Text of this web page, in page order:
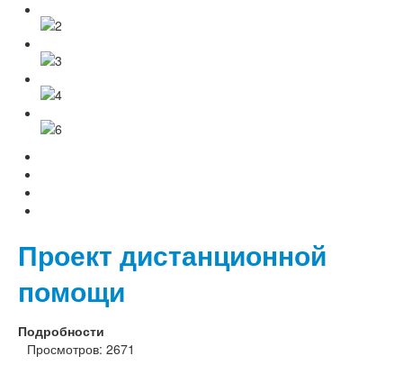
Проект дистанционной
помощи
Подробности
Просмотров: 2671